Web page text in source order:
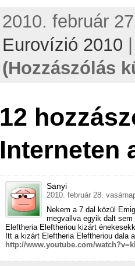
2010. február
Eurovízió 2010
(Hozzászólás
12
Interneten
Sanyi
2010. február 28.
Nekem a 7 dal közül
megvallva egyik dalt
Eleftheria Eleftheriou kizárt
Itt a kizárt Eleftheria Eleftheriou dala
http://www.youtube.com/